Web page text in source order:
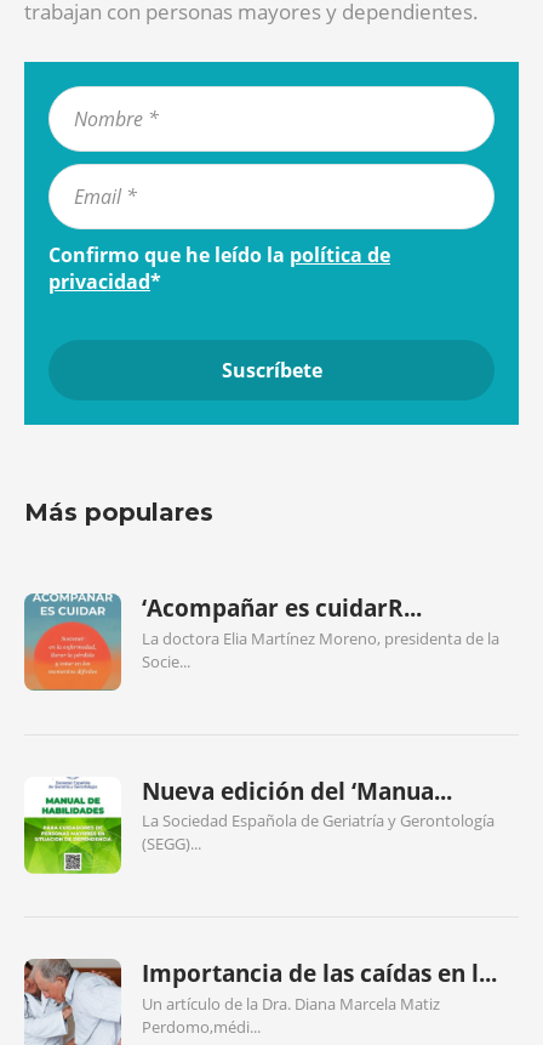
trabajan con personas mayores y dependientes.
Confirmo que he leído la política de
privacidad*
Más populares
‘Acompañar es cuidarR...
La doctora Elia Martínez Moreno, presidenta de la
Socie...
Nueva edición del ‘Manua...
La Sociedad Española de Geriatría y Gerontología
(SEGG)...
Importancia de las caídas en l...
Un artículo de la Dra. Diana Marcela Matiz
Perdomo,médi...